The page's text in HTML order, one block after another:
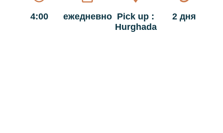
4:00 ежедневно Pick up :
Hurghada
2 дня